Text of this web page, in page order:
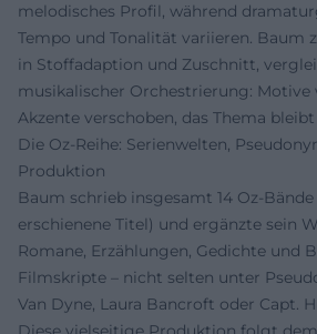
melodisches Profil, während
Tempo und Tonalität variieren. Baum
in Stoffadaption und Zuschnitt,
musikalischer Orchestrierung: Motive
Akzente verschoben, das Thema
Die Oz-Reihe: Serienwelten,
Produktion
Baum schrieb insgesamt 14 Oz-
erschienene Titel) und ergänzte sein
Romane, Erzählungen, Gedichte und
Filmskripte – nicht selten unter
Van Dyne, Laura Bancroft oder Capt.